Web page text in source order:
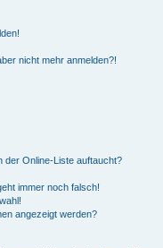
nicht mehr anmelden?!
der Online-Liste auftaucht?
immer noch falsch!
angezeigt werden?